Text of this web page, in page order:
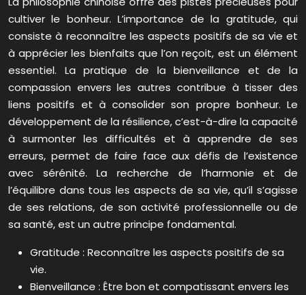
cultiver le bonheur. L’importance de la gratitude, qui
consiste à reconnaître les aspects positifs de sa vie et
à apprécier les bienfaits que l’on reçoit, est un élément
essentiel. La pratique de la bienveillance et de la
compassion envers les autres contribue à tisser des
liens positifs et à consolider son propre bonheur. Le
développement de la résilience, c’est-à-dire la capacité
à surmonter les difficultés et à apprendre de ses
erreurs, permet de faire face aux défis de l’existence
avec sérénité. La recherche de l’harmonie et de
l’équilibre dans tous les aspects de sa vie, qu’il s’agisse
de ses relations, de son activité professionnelle ou de
sa santé, est un autre principe fondamental.
Gratitude : Reconnaître les aspects positifs de sa
vie.
Bienveillance : Être bon et compatissant envers les